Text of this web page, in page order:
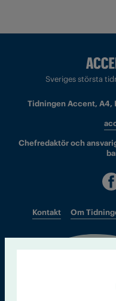
Sveriges största
Tidningen Accent, A4,
Chefredaktör och
Kontakt Om